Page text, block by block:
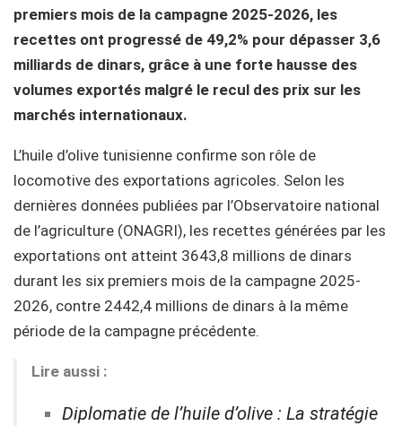
premiers mois de la campagne 2025-2026, les
recettes ont progressé de 49,2% pour dépasser 3,6
milliards de dinars, grâce à une forte hausse des
volumes exportés malgré le recul des prix sur les
marchés internationaux.
L’huile d’olive tunisienne confirme son rôle de
locomotive des exportations agricoles. Selon les
dernières données publiées par l’Observatoire national
de l’agriculture (ONAGRI), les recettes générées par les
exportations ont atteint 3643,8 millions de dinars
durant les six premiers mois de la campagne 2025-
2026, contre 2442,4 millions de dinars à la même
période de la campagne précédente.
Lire aussi :
Diplomatie de l’huile d’olive : La stratégie